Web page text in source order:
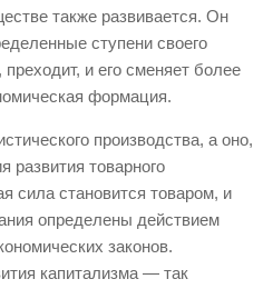
также развивается. Он
ступени своего
и его сменяет более
формация.
производства, а оно,
развития товарного
сила становится товаром, и
определены действием
законов.
капитализма — так